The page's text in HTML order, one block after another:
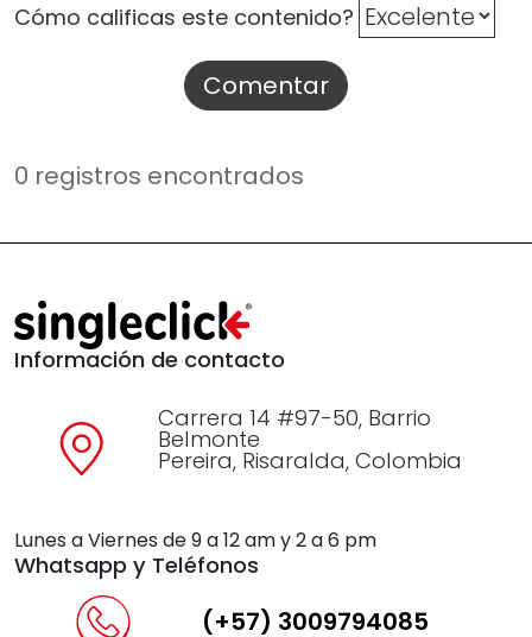
Cómo calificas este contenido?
Comentar
0 registros encontrados
Información de contacto
Carrera 14 #97-50, Barrio
Belmonte
Pereira, Risaralda, Colombia
Lunes a Viernes de 9 a 12 am y 2 a 6 pm
Whatsapp y Teléfonos
(+57) 3009794085